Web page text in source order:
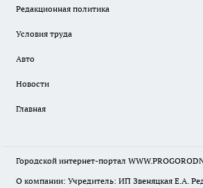
Редакционная политика
Условия труда
Авто
Новости
Главная
Городской интернет-портал
О компании: Учредитель: ИП Звеняцкая Е.А.